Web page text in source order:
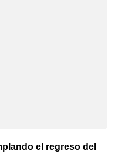
el regreso del